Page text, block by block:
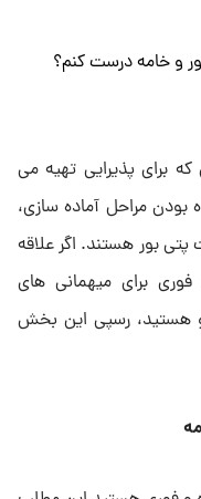
برای پذیرایی تهیه می
بودن مراحل آماده سازی،
پتی بور هستند. اگر علاقه
برای میهمانی های
هستید، رسپی این بخش